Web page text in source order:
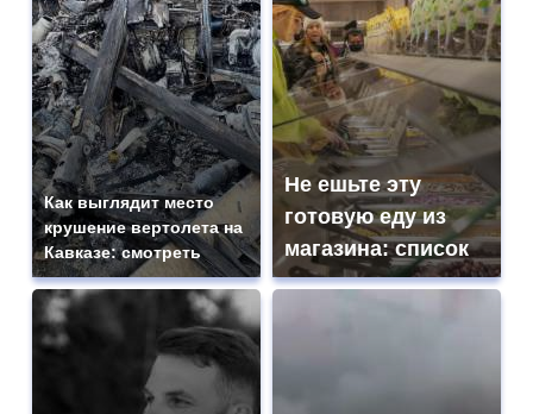
Как выглядит место
крушение вертолета на
Кавказе: смотреть
Не ешьте эту
готовую еду из
магазина: список